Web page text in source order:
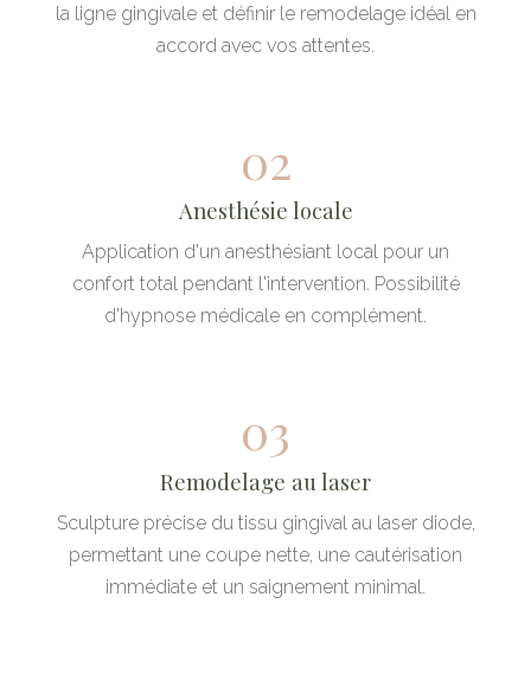
la ligne gingivale et définir le remodelage idéal en
accord avec vos attentes.
02
Anesthésie locale
Application d'un anesthésiant local pour un
confort total pendant l'intervention. Possibilité
d'hypnose médicale en complément.
03
Remodelage au laser
Sculpture précise du tissu gingival au laser diode,
permettant une coupe nette, une cautérisation
immédiate et un saignement minimal.